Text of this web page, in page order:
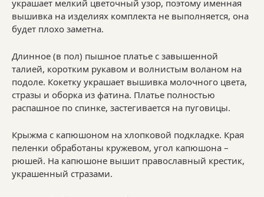
украшает мелкий цветочный узор, поэтому именная
вышивка на изделиях комплекта не выполняется, она
будет плохо заметна.
Длинное (в пол) пышное платье с завышенной
талией, коротким рукавом и волнистым воланом на
подоле. Кокетку украшает вышивка молочного цвета,
стразы и оборка из фатина. Платье полностью
распашное по спинке, застегивается на пуговицы.
Крыжма с капюшоном на хлопковой подкладке. Края
пеленки обработаны кружевом, угол капюшона –
рюшей. На капюшоне вышит православный крестик,
украшенный стразами.